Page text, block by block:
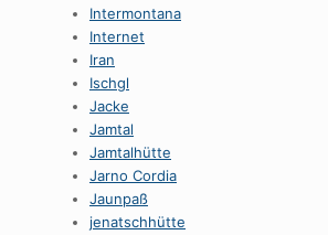
Intermontana
Internet
Iran
Ischgl
Jacke
Jamtal
Jamtalhütte
Jarno Cordia
Jaunpaß
jenatschhütte